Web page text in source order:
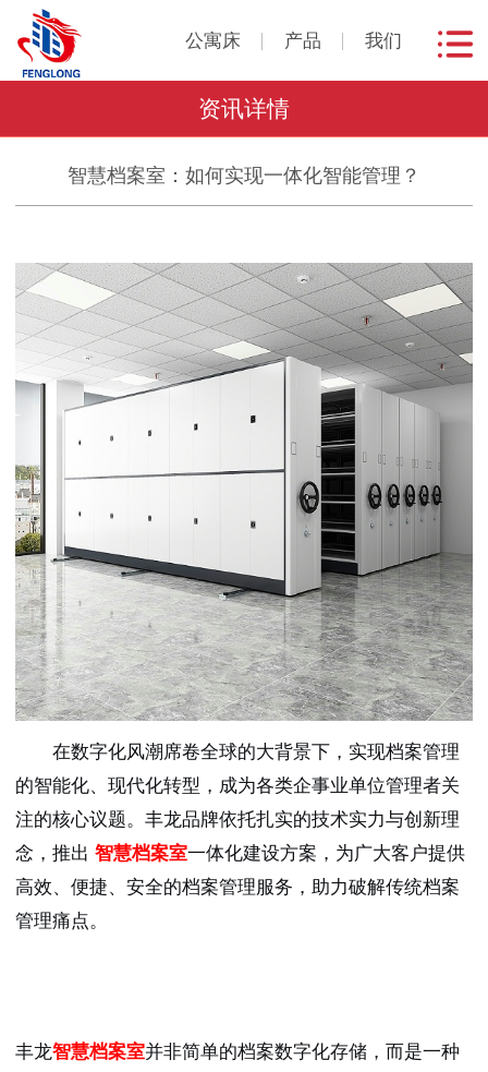
公寓床 产品 我们
资讯详情
智慧档案室：如何实现一体化智能管理？
在数字化风潮席卷全球的大背景下，实现档案管理
的智能化、现代化转型，成为各类企事业单位管理者关
注的核心议题。丰龙品牌依托扎实的技术实力与创新理
念，推出 智慧档案室一体化建设方案，为广大客户提供
高效、便捷、安全的档案管理服务，助力破解传统档案
管理痛点。
丰龙智慧档案室并非简单的档案数字化存储，而是一种